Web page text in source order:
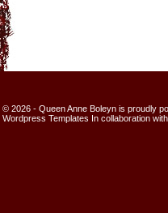
© 2026 - Queen Anne Boleyn is proudly
Wordpress Templates In collaboration